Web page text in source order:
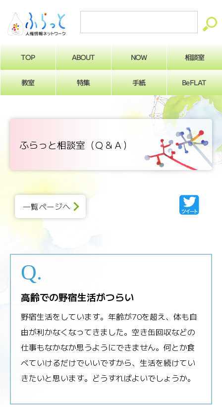
TOP ABOUT NOW 相談室
教室 特集 手紙 BeFLAT
ふらっと相談室（Ｑ＆Ａ）
一覧ページへ
高齢での野宿生活がつらい
野宿生活をしています。年齢が70を超え、体も自
由が利かなくなってきました。空き缶回収などの
仕事もなかなか思うようにできません。何とか食
べていけるだけでいいですから、生活を続けてい
きたいと思います。どうすればよいでしょうか。